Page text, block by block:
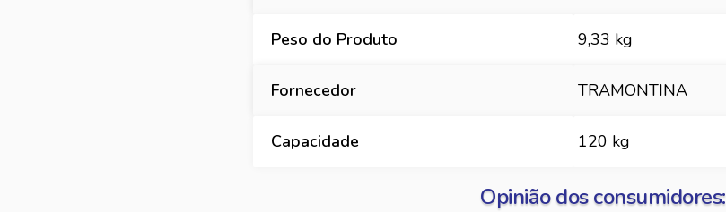
Peso do Produto 9,33 kg
Fornecedor TRAMONTINA
Capacidade 120 kg
Opinião dos consumidores: